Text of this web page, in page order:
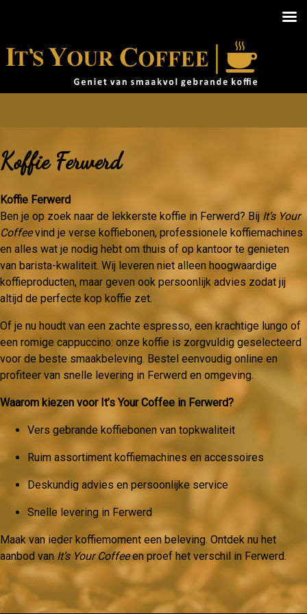
Koffie Ferwerd
Koffie Ferwerd
Ben je op zoek naar de lekkerste koffie in Ferwerd? Bij It’s Your
Coffeevind je verse koffiebonen, professionele koffiemachines
en alles wat je nodig hebt om thuis of op kantoor te genieten
van barista-kwaliteit. Wij leveren niet alleen hoogwaardige
koffieproducten, maar geven ook persoonlijk advies zodat jij
altijd de perfecte kop koffie zet.
Of je nu houdt van een zachte espresso, een krachtige lungo of
een romige cappuccino: onze koffie is zorgvuldig geselecteerd
voor de beste smaakbeleving. Bestel eenvoudig online en
profiteer van snelle levering in Ferwerd en omgeving.
Waarom kiezen voor It’s Your Coffee in Ferwerd?
Vers gebrande koffiebonen van topkwaliteit
Ruim assortiment koffiemachines en accessoires
Deskundig advies en persoonlijke service
Snelle levering in Ferwerd
Maak van ieder koffiemoment een beleving. Ontdek nu het
aanbod van It’s Your Coffeeen proef het verschil in Ferwerd.